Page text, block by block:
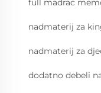
full madrac
nadmaterij za
nadmaterij za
dodatno debeli